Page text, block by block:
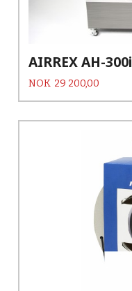
AIRREX AH-300i
Pris
NOK 29 200,00